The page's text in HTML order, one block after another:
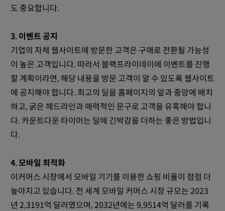
도 중요합니다.
3. 이벤트 공지
기업의 자체 웹사이트에 방문한 고객은 구매로 전환될 가능성
이 높은 고객입니다. 따라서 블랙프라이데이에 이벤트를 진행
할 계획이라면, 해당 내용을 방문 고객이 알 수 있도록 웹사이트
에 공지해야 합니다. 최고의 딜을 홈페이지의 앞과 중앙에 배치
하고, 굵은 헤드라인과 매력적인 문구로 고객을 유혹해야 합니
다. 카운트다운 타이머는 딜에 긴박감을 더하는 좋은 방법입니
다.
4. 모바일 최적화
이커머스 시장에서 모바일 기기를 이용한 쇼핑 비율이 점점 더
높아지고 있습니다. 전 세계 모바일 커머스 시장 규모는 2023
년 2,3191억 달러였으며, 2032년에는 9,9514억 달러를 기록